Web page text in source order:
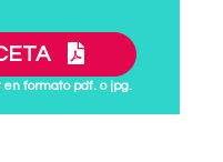
formato pdf. o jpg.